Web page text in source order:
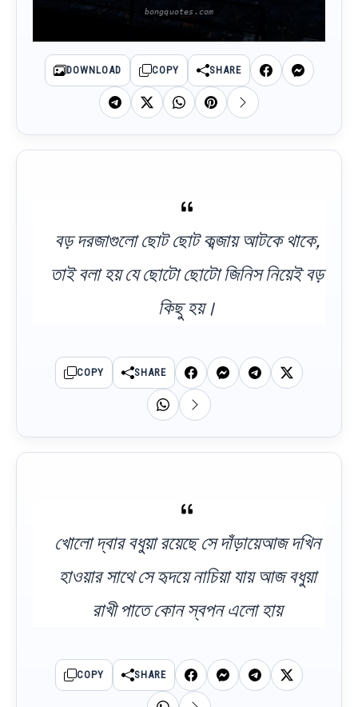
DOWNLOAD COPY SHARE
বড় দরজাগুলো ছোট ছোট কব্জায় আটকে থাকে,
তাই বলা হয় যে ছোটো ছোটো জিনিস নিয়েই বড়
কিছু হয়।
COPY SHARE
খোলো দ্বার বধুয়া রয়েছে সে দাঁড়ায়েআজ দখিন
হাওয়ার সাথে সে হৃদয়ে নাচিয়া যায় আজ বধুয়া
রাখী পাতে কোন স্বপন এলো হায়
COPY SHARE